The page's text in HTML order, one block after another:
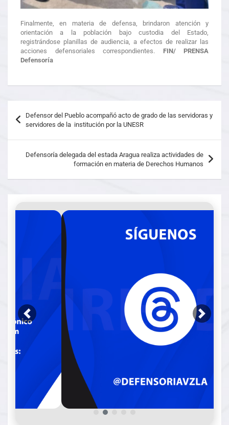
Finalmente, en materia de defensa, brindaron atención y
orientación a la población bajo custodia del Estado,
registrándose planillas de audiencia, a efectos de realizar las
acciones defensoriales correspondientes. FIN/ PRENSA
Defensoría
Defensor del Pueblo acompañó acto de grado de las servidoras y
servidores de la institución por la UNESR
Defensoría delegada del estada Aragua realiza actividades de
formación en materia de Derechos Humanos